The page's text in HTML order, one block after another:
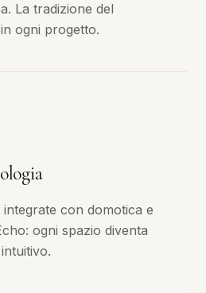
La tradizione del
ogni progetto.
con domotica e
ogni spazio diventa